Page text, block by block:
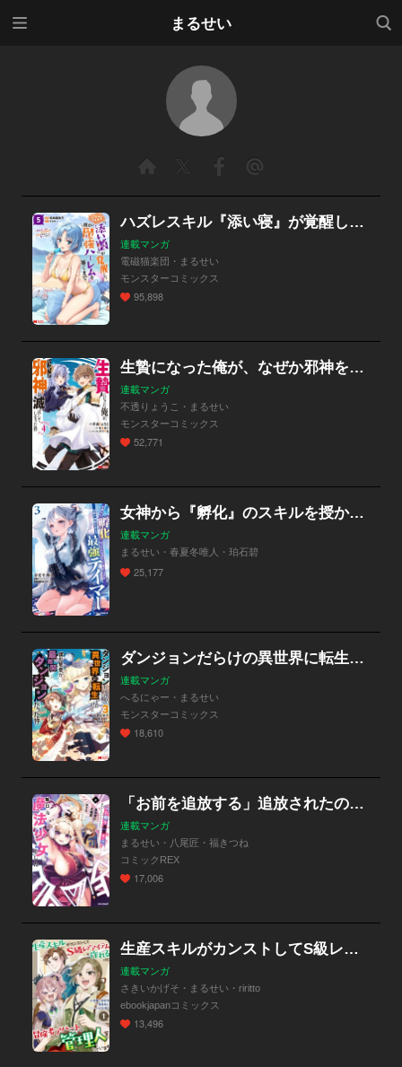
まるせい
検索
ハズレスキル『添い寝』が覚醒し、僕が最強ハーレムを築くまで ～密着添い寝で願望解放！？誘惑されまくって困ってます！！～（コミック）
連載マンガ
電磁猫楽団・まるせい
モンスターコミックス
95,898
生贄になった俺が、なぜか邪神を滅ぼしてしまった件（コミック）
連載マンガ
不透りょうこ・まるせい
モンスターコミックス
52,771
女神から『孵化』のスキルを授かった俺が、なぜか幻獣や神獣を従える最強テイマーになるまで
連載マンガ
まるせい・春夏冬唯人・珀石碧
25,177
ダンジョンだらけの異世界に転生したけど僕の恩恵が最難関ダンジョンだった件（コミック）
連載マンガ
へるにゃー・まるせい
モンスターコミックス
18,610
「お前を追放する」追放されたのは俺ではなく無口な魔法少女でした
連載マンガ
まるせい・八尾匠・福きつね
コミックREX
17,006
生産スキルがカンストしてS級レアアイテムも作れるけど冒険者アパートの管理人をしています
連載マンガ
さきいかげそ・まるせい・riritto
ebookjapanコミックス
13,496